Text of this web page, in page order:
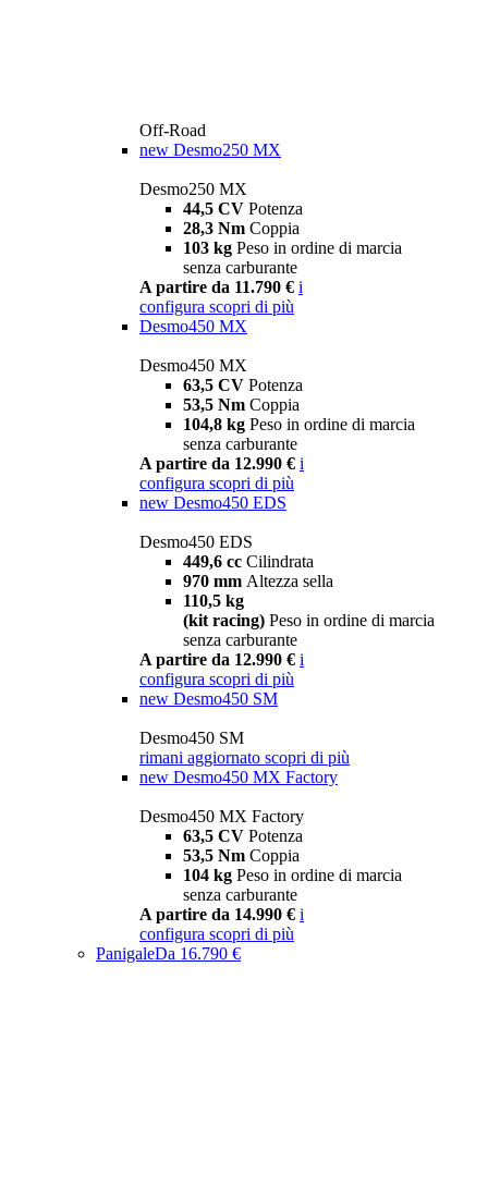
Off-Road
new Desmo250 MX
Desmo250 MX
44,5 CV Potenza
28,3 Nm Coppia
103 kg Peso in ordine di marcia
senza carburante
A partire da 11.790 € i
configura scopri di più
Desmo450 MX
Desmo450 MX
63,5 CV Potenza
53,5 Nm Coppia
104,8 kg Peso in ordine di marcia
senza carburante
A partire da 12.990 € i
configura scopri di più
new Desmo450 EDS
Desmo450 EDS
449,6 cc Cilindrata
970 mm Altezza sella
110,5 kg
(kit racing) Peso in ordine di marcia
senza carburante
A partire da 12.990 € i
configura scopri di più
new Desmo450 SM
Desmo450 SM
rimani aggiornato scopri di più
new Desmo450 MX Factory
Desmo450 MX Factory
63,5 CV Potenza
53,5 Nm Coppia
104 kg Peso in ordine di marcia
senza carburante
A partire da 14.990 € i
configura scopri di più
PanigaleDa 16.790 €